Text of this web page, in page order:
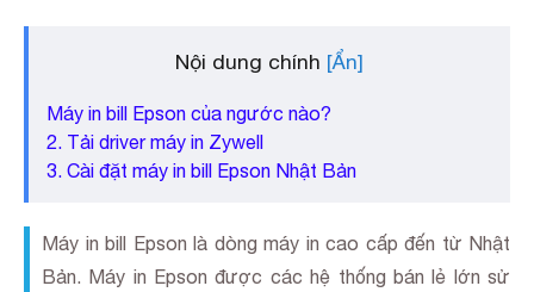
Nội dung chính
Máy in bill Epson của ngước nào?
2. Tải driver máy in Zywell
3. Cài đặt máy in bill Epson Nhật Bản
Máy in bill Epson là dòng máy in cao cấp đến từ Nhật
Bản. Máy in Epson được các hệ thống bán lẻ lớn sử